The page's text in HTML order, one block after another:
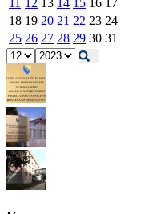
11 12 13 14 15 16 17
18 19 20 21 22 23 24
25 26 27 28 29 30 31